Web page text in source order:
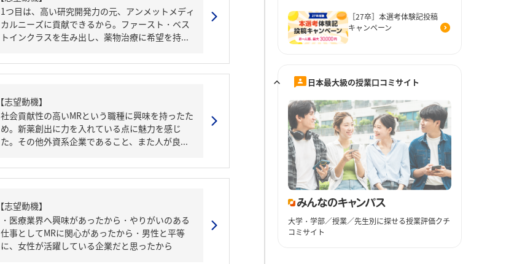
1つ目は、高い研究開発力の元、アンメットメディ
カルニーズに貢献できるから。ファースト・ベス
トインクラスを生み出し、薬物治療に希望を持...
【志望動機】
社会貢献性の高いMRという職種に興味を持ったた
め。新薬創出に力を入れている点に魅力を感じ
た。その他外資系企業であること、また人が良...
【志望動機】
・医療業界へ興味があったから・やりがいのある
仕事としてMRに関心があったから・男性と平等
に、女性が活躍している企業だと思ったから
［27卒］本選考体験記投稿
キャンペーン
日本最大級の授業口コミサイト
大学・学部／授業／先生別に探せる授業評価クチ
コミサイト